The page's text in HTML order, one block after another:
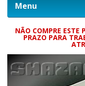
Menu
NÃO COMPRE ESTE
PRAZO PARA